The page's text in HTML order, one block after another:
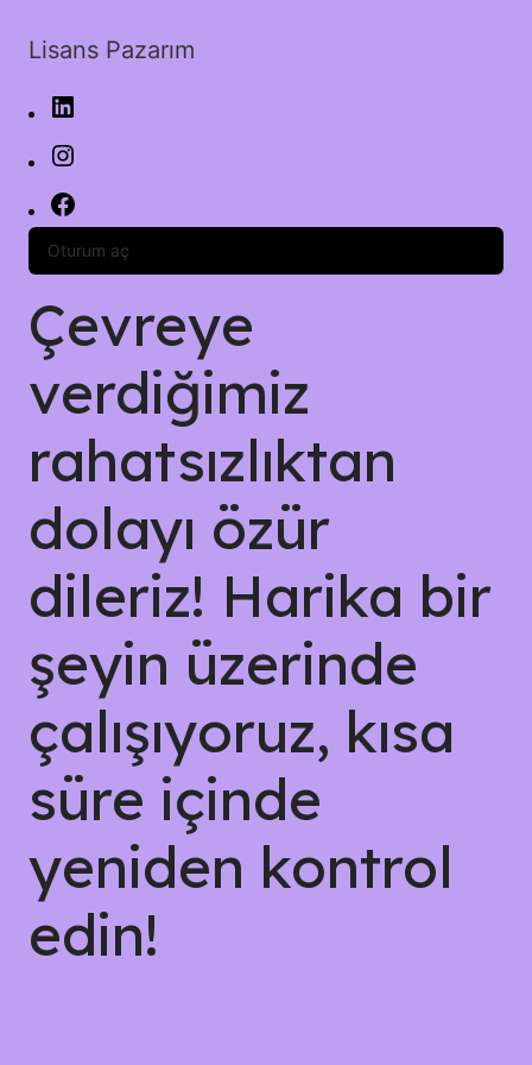
Lisans Pazarım
Oturum aç
Çevreye
verdiğimiz
rahatsızlıktan
dolayı özür
dileriz! Harika bir
şeyin üzerinde
çalışıyoruz, kısa
süre içinde
yeniden kontrol
edin!